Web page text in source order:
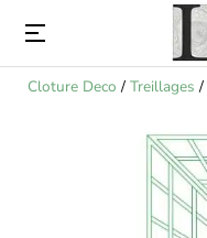
Cloture Deco / Treillages /